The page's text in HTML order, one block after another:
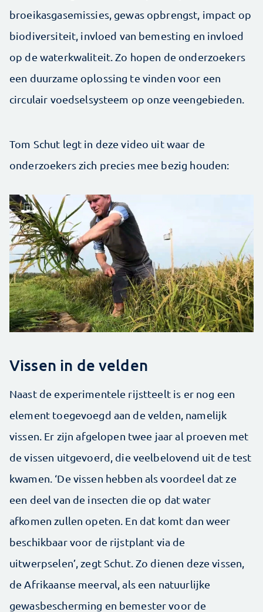
broeikasgasemissies, gewas opbrengst, impact op
biodiversiteit, invloed van bemesting en invloed
op de waterkwaliteit. Zo hopen de onderzoekers
een duurzame oplossing te vinden voor een
circulair voedselsysteem op onze veengebieden.
Tom Schut legt in deze video uit waar de
onderzoekers zich precies mee bezig houden:
Vissen in de velden
Naast de experimentele rijstteelt is er nog een
element toegevoegd aan de velden, namelijk
vissen. Er zijn afgelopen twee jaar al proeven met
de vissen uitgevoerd, die veelbelovend uit de test
kwamen. ‘De vissen hebben als voordeel dat ze
een deel van de insecten die op dat water
afkomen zullen opeten. En dat komt dan weer
beschikbaar voor de rijstplant via de
uitwerpselen’, zegt Schut. Zo dienen deze vissen,
de Afrikaanse meerval, als een natuurlijke
gewasbescherming en bemester voor de